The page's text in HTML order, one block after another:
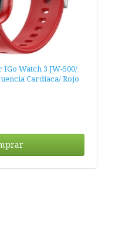
Watch 3 JW-500/
Cardíaca/ Rojo